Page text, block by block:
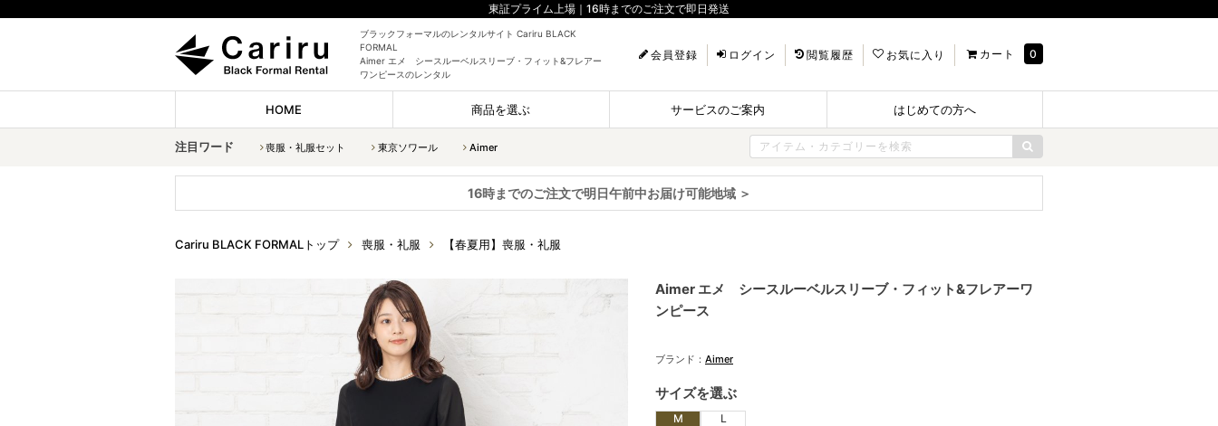
東証プライム上場｜16時までのご注文で即日発送
ブラックフォーマルのレンタルサイト Cariru BLACK
FORMAL
Aimer エメ シースルーベルスリーブ・フィット&フレアー
ワンピースのレンタル
会員登録 ログイン 閲覧履歴 お気に入り カート 0
HOME 商品を選ぶ サービスのご案内 はじめての方へ
注目ワード 喪服・礼服セット 東京ソワール Aimer
16時までのご注文で明日午前中お届け可能地域 ＞
Cariru BLACK FORMALトップ 喪服・礼服 【春夏用】喪服・礼服
Aimer エメ シースルーベルスリーブ・フィット&フレアーワ
ンピース
ブランド： Aimer
サイズを選ぶ
M
L